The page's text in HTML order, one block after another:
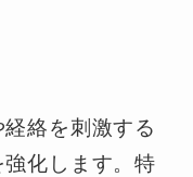
絡を刺激する
化します。特